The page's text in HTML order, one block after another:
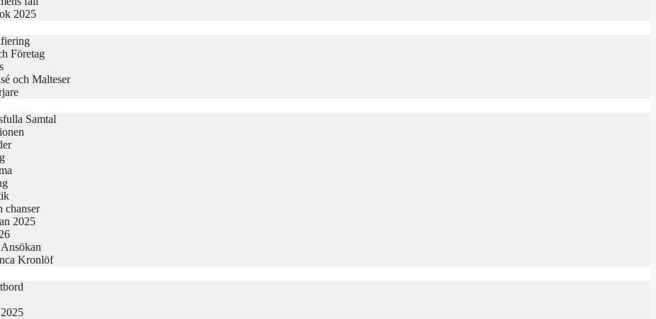
2025
Företag
och Malteser
Samtal
chanser
2025
Kronlöf